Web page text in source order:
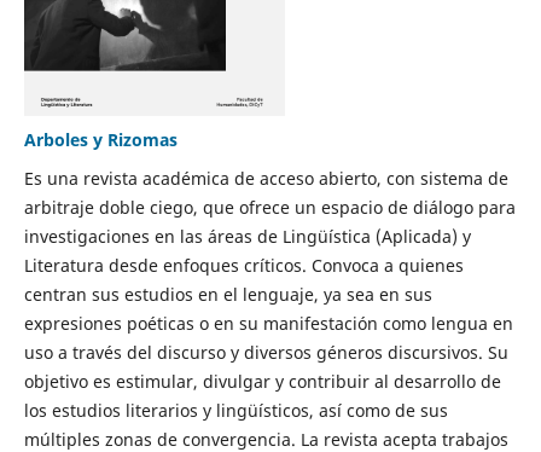
Arboles y Rizomas
Es una revista académica de acceso abierto, con sistema de
arbitraje doble ciego, que ofrece un espacio de diálogo para
investigaciones en las áreas de Lingüística (Aplicada) y
Literatura desde enfoques críticos. Convoca a quienes
centran sus estudios en el lenguaje, ya sea en sus
expresiones poéticas o en su manifestación como lengua en
uso a través del discurso y diversos géneros discursivos. Su
objetivo es estimular, divulgar y contribuir al desarrollo de
los estudios literarios y lingüísticos, así como de sus
múltiples zonas de convergencia. La revista acepta trabajos